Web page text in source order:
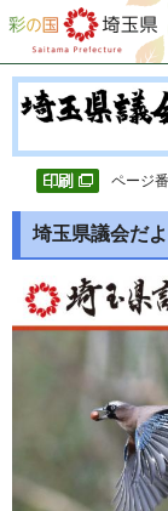
彩の国 埼玉県
ページ
埼玉県議会だ